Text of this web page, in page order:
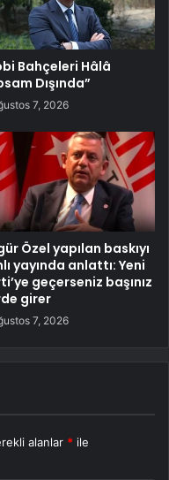
Bahçeleri Hâlâ
Dışında”
7, 2026
Özel yapılan baskıyı
yayında anlattı: Yeni
geçerseniz başınız
girer
7, 2026
alanlar * ile